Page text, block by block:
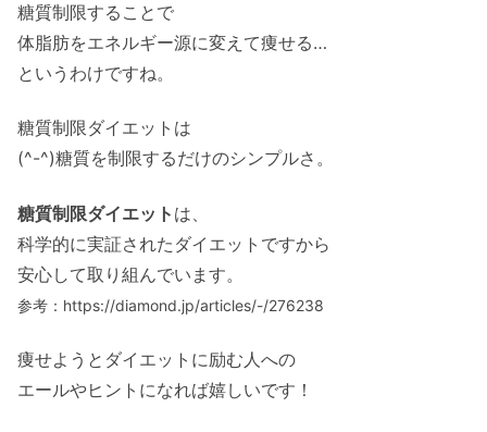
糖質制限することで
体脂肪をエネルギー源に変えて痩せる…
というわけですね。
糖質制限ダイエットは
(^-^)糖質を制限するだけのシンプルさ。
糖質制限ダイエット は、
科学的に実証されたダイエットですから
安心して取り組んでいます。
参考：https://diamond.jp/articles/-/276238
痩せようとダイエットに励む人への
エールやヒントになれば嬉しいです！